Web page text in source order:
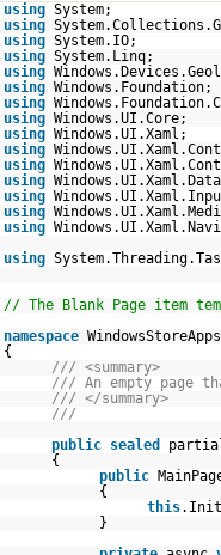
using System;
using
using System.IO;
using System.Linq;
using
using Windows.Foundation;
using
using Windows.UI.Core;
using Windows.UI.Xaml;
using
using
using
using
using
using
using
// The Blank Page item
namespace WindowsStoreApps
{
/// <summary>
/// An empty page
/// </summary>
///
public sealed
{
public
{
this
}